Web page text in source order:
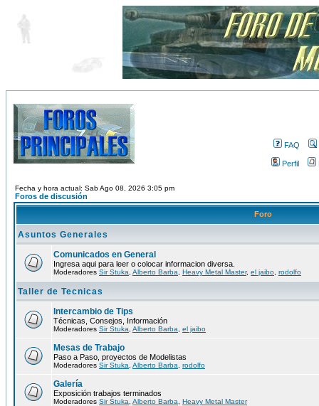
FAQ
Perfil
Fecha y hora actual: Sab Ago 08, 2026 3:05 pm
Foros de discusión
Foro
Asuntos Generales
Comunicados en General
Ingresa aqui para leer o colocar informacion diversa.
Moderadores Sir Stuka Alberto Barba Heavy Metal Master, el jaibo rodolfo
Taller de Tecnicas
Intercambio de Tips
Técnicas, Consejos, Información
Moderadores Sir Stuka Alberto Barba el jaibo
Mesas de Trabajo
Paso a Paso, proyectos de Modelistas
Moderadores Sir Stuka Alberto Barba rodolfo
Galería
Exposición trabajos terminados
Moderadores Sir Stuka Alberto Barba Heavy Metal Master